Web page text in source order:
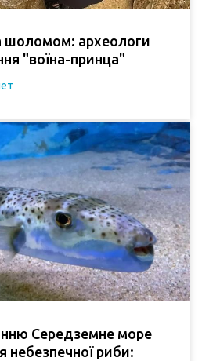
шоломом: археологи
"воїна-принца"
Середземне море
риби: